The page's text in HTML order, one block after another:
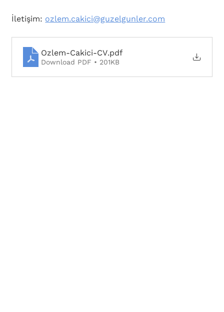
İletişim: ozlem.cakici@guzelgunler.com
Ozlem-Cakici-CV.pdf
Download PDF • 201KB